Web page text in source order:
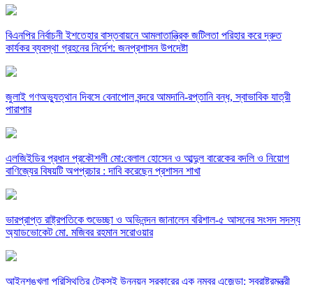
বিএনপির নির্বাচনী ইশতেহার বাস্তবায়নে আমলাতান্ত্রিক জটিলতা পরিহার করে দ্রুত
কার্যকর ব্যবস্থা গ্রহনের নির্দেশ: জনপ্রশাসন উপদেষ্টা
জুলাই গণঅভ্যুত্থান দিবসে বেনাপোল বন্দরে আমদানি-রপ্তানি বন্ধ, স্বাভাবিক যাত্রী
পারাপার
এলজিইডির প্রধান প্রকৌশলী মো:বেলাল হোসেন ও আব্দুল বারেকের বদলি ও নিয়োগ
বাণিজ্যের বিষয়টি অপপ্রচার : দাবি করেছেন প্রশাসন শাখা
ভারপ্রাপ্ত রাষ্ট্রপতিকে শুভেচ্ছা ও অভিনন্দন জানালেন বরিশাল-৫ আসনের সংসদ সদস্য
অ্যাডভোকেট মো. মজিবর রহমান সরোওয়ার
আইনশৃঙ্খলা পরিস্থিতির টেকসই উন্নয়ন সরকারের এক নম্বর এজেন্ডা: স্বরাষ্ট্রমন্ত্রী